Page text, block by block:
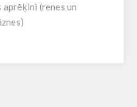
aprēķini (renes un